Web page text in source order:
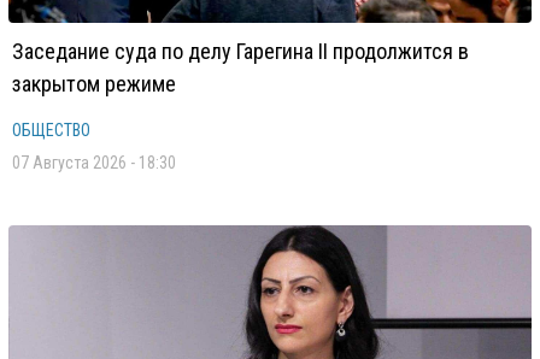
Заседание суда по делу Гарегина II продолжится в
закрытом режиме
ОБЩЕСТВО
07 Августа 2026 - 18:30